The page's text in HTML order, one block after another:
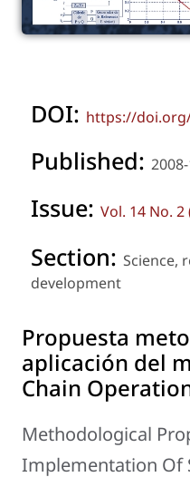
DOI: https://doi.org/
Published:
Issue: Vol. 14 No. 2
Section: Science,
development
Propuesta
aplicación del
Chain
Methodological
Implementation Of